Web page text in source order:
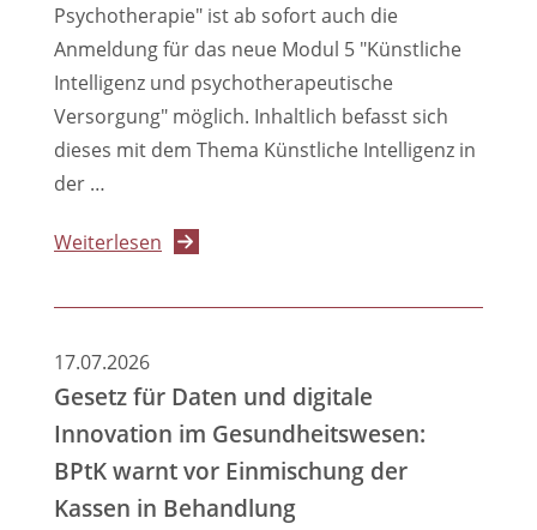
Psychotherapie" ist ab sofort auch die
Anmeldung für das neue Modul 5 "Künstliche
Intelligenz und psychotherapeutische
Versorgung" möglich. Inhaltlich befasst sich
dieses mit dem Thema Künstliche Intelligenz in
der …
Weiterlesen über
Fortbildung
und
psychotherapeutische
Versorgung"
17.07.2026
Gesetz für Daten und digitale
Innovation im Gesundheitswesen:
BPtK warnt vor Einmischung der
Kassen in Behandlung